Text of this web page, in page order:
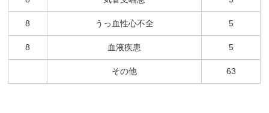
8 うっ血性心不全 5
8 血液疾患 5
その他 63